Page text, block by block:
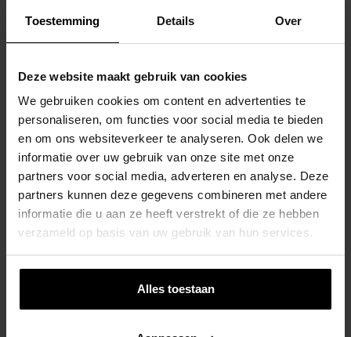
Toestemming Details Over
Deze website maakt gebruik van cookies
We gebruiken cookies om content en advertenties te
personaliseren, om functies voor social media te bieden
en om ons websiteverkeer te analyseren. Ook delen we
informatie over uw gebruik van onze site met onze
partners voor social media, adverteren en analyse. Deze
partners kunnen deze gegevens combineren met andere
informatie die u aan ze heeft verstrekt of die ze hebben
verzameld op basis van uw gebruik van hun services.
Alles toestaan
Meegroei 3 In 1 Babyzitje Antraciet – DICE
€59,99
Uitverkocht
Lees Verder
Touwladder Houten Sporten – 5 Sporten
€19,95
Toevoegen Aan Winkelwagen